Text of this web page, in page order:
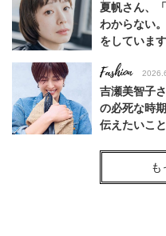
夏帆さん、
わからない
をしています
Fashion
吉瀬美智子
の必死な時
伝えたいこと
Fashion
【40代コン